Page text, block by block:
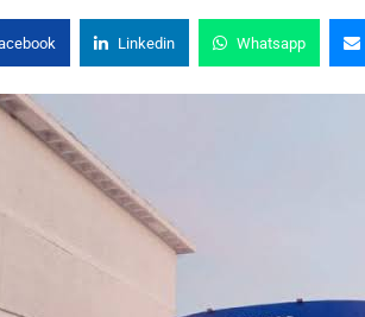
Linkedin Whatsapp